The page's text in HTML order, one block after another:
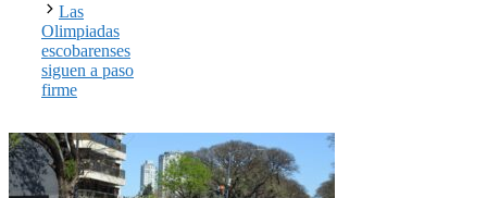
Las
Olimpiadas
escobarenses
siguen a paso
firme